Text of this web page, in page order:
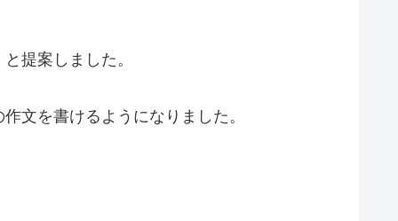
提案しました。
文を書けるようになりました。